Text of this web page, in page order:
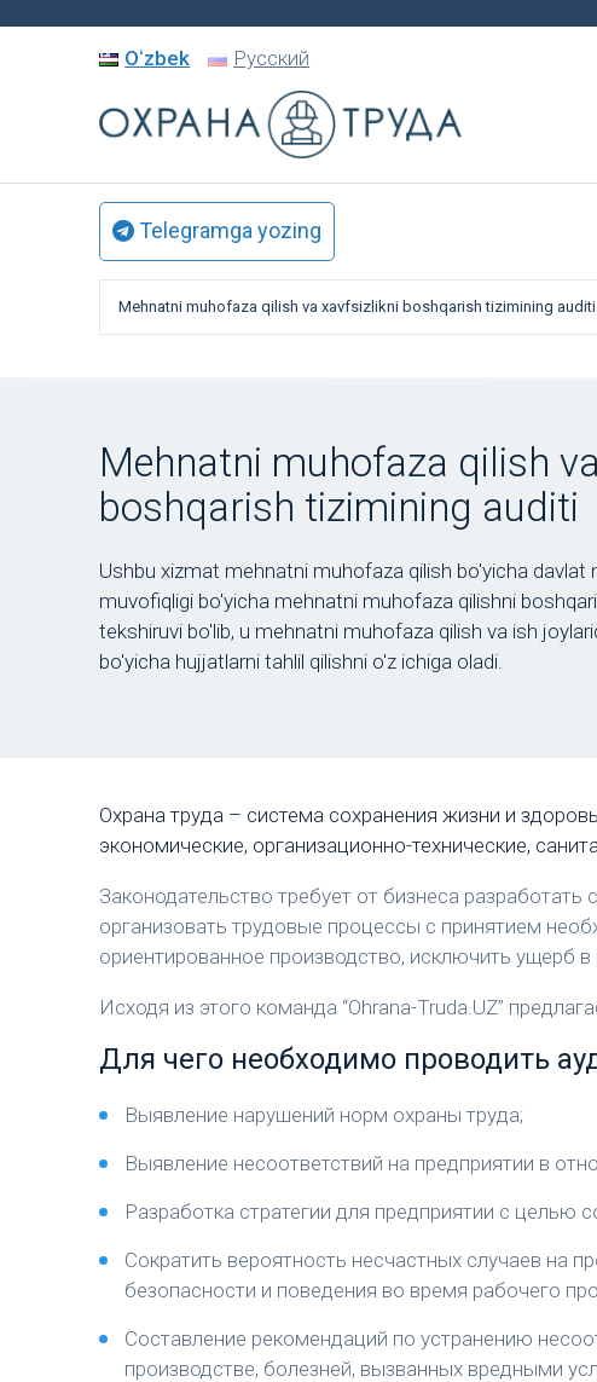
Oʻzbek Русский
Telegramga yozing
Mehnatni muhofaza qilish va xavfsizlikni boshqarish tizimining auditi
Mehnatni muhofaza qilish
boshqarish tizimining auditi
Ushbu xizmat mehnatni muhofaza qilish bo'yicha davlat
muvofiqligi bo'yicha mehnatni muhofaza qilishni
tekshiruvi bo'lib, u mehnatni muhofaza qilish va ish
bo'yicha hujjatlarni tahlil qilishni o'z ichiga oladi.
Охрана труда – система сохранения жизни и
экономические, организационно-технические,
Законодательство требует от бизнеса
организовать трудовые процессы с принятием
ориентированное производство, исключить ущерб в
Исходя из этого команда “Ohrana-Truda.UZ”
Для чего необходимо проводить
Выявление нарушений норм охраны труда;
Выявление несоответствий на предприятии в
Разработка стратегии для предприятии с целью
Сократить вероятность несчастных случаев на
безопасности и поведения во время рабочего
Составление рекомендаций по устранению
производстве, болезней, вызванных вредными